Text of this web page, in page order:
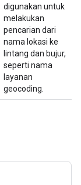
digunakan untuk
melakukan
pencarian dari
nama lokasi ke
lintang dan bujur,
seperti nama
layanan
geocoding.